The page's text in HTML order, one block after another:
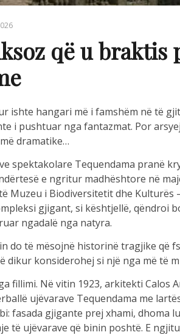
që u braktis
ishte hangari më i famshëm në të
i pushtuar nga fantazmat. Por
dramatike…
spektakolare Tequendama pranë
e ngritur madhështore në
Muzeu i Biodiversitetit dhe Kulturës
gjigant, si kështjellë, qëndroi
ngadalë nga natyra.
do të mësojnë historinë tragjike që
dikur konsiderohej si një nga më të
fillimi. Në vitin 1923, arkitekti Calos
ujëvarave Tequendama me
fasada gjigante prej xhami, dhoma
të ujëvarave që binin poshtë. E